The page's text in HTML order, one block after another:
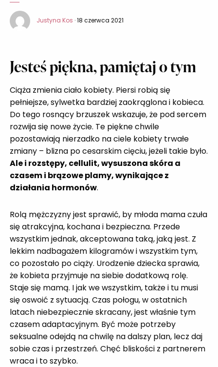
Justyna Kos · 18 czerwca 2021
Jesteś piękna, pamiętaj o tym
Ciąża zmienia ciało kobiety. Piersi robią się
pełniejsze, sylwetka bardziej zaokrąglona i kobieca.
Do tego rosnący brzuszek wskazuje, że pod sercem
rozwija się nowe życie. Te piękne chwile
pozostawiają nierzadko na ciele kobiety trwałe
zmiany – blizna po cesarskim cięciu, jeżeli takie było.
Ale i rozstępy, cellulit, wysuszona skóra a
czasem i brązowe plamy, wynikające z
działania hormonów.
Rolą mężczyzny jest sprawić, by młoda mama czuła
się atrakcyjna, kochana i bezpieczna. Przede
wszystkim jednak, akceptowana taką, jaką jest. Z
lekkim nadbagażem kilogramów i wszystkim tym,
co pozostało po ciąży. Urodzenie dziecka sprawia,
że kobieta przyjmuje na siebie dodatkową rolę.
Staje się mamą. I jak we wszystkim, także i tu musi
się oswoić z sytuacją. Czas połogu, w ostatnich
latach niebezpiecznie skracany, jest właśnie tym
czasem adaptacyjnym. Być może potrzeby
seksualne odejdą na chwilę na dalszy plan, lecz daj
sobie czas i przestrzeń. Chęć bliskości z partnerem
wraca i to szybko.